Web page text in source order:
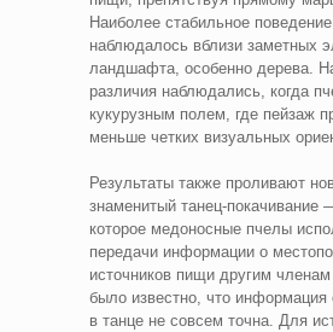
Наиболее стабильное
наблюдалось вблизи заметных
ландшафта, особенно дерева.
различия наблюдались, когда
кукурузным полем, где пейзаж
меньше четких визуальных
Результаты также проливают
знаменитый танец-покачивание
которое медоносные пчелы
передачи информации о
источников пищи другим
было известно, что информация
в танце не совсем точна. Для